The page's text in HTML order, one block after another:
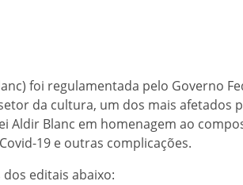
foi regulamentada pelo Governo
da cultura, um dos mais afetados
Aldir Blanc em homenagem ao
19 e outras complicações.
editais abaixo: